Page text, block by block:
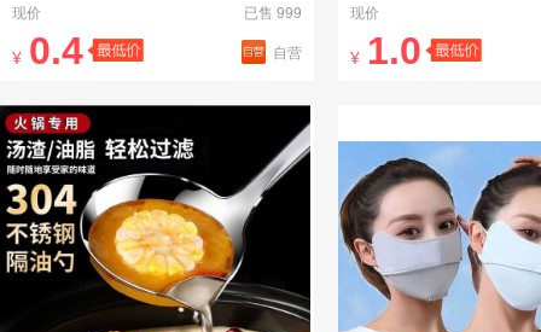
现价
已售 999
¥ 0.4 自营
现价
¥ 1.0